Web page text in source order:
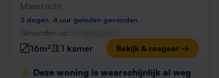
Maastricht
3 dagen, 4 uur geleden gevonden
Gevonden op:
16m² 1 kamer Bekijk & reageer →
⚡️ Deze woning is waarschijnlijk al weg